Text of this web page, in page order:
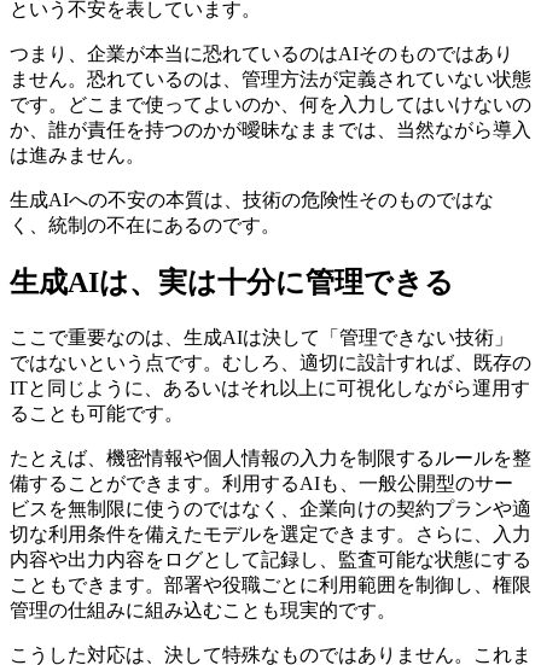
という不安を表しています。
つまり、企業が本当に恐れているのはAIそのものではあり
ません。恐れているのは、管理方法が定義されていない状態
です。どこまで使ってよいのか、何を入力してはいけないの
か、誰が責任を持つのかが曖昧なままでは、当然ながら導入
は進みません。
生成AIへの不安の本質は、技術の危険性そのものではな
く、統制の不在にあるのです。
生成AIは、実は十分に管理できる
ここで重要なのは、生成AIは決して「管理できない技術」
ではないという点です。むしろ、適切に設計すれば、既存の
ITと同じように、あるいはそれ以上に可視化しながら運用す
ることも可能です。
たとえば、機密情報や個人情報の入力を制限するルールを整
備することができます。利用するAIも、一般公開型のサー
ビスを無制限に使うのではなく、企業向けの契約プランや適
切な利用条件を備えたモデルを選定できます。さらに、入力
内容や出力内容をログとして記録し、監査可能な状態にする
こともできます。部署や役職ごとに利用範囲を制御し、権限
管理の仕組みに組み込むことも現実的です。
こうした対応は、決して特殊なものではありません。これま